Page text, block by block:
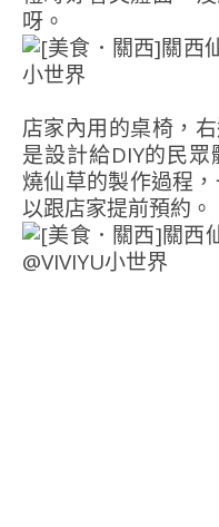
呀。
店家內用的桌椅，
是設計給DIY的民
燒仙草的製作過程
以跟店家提前預約。